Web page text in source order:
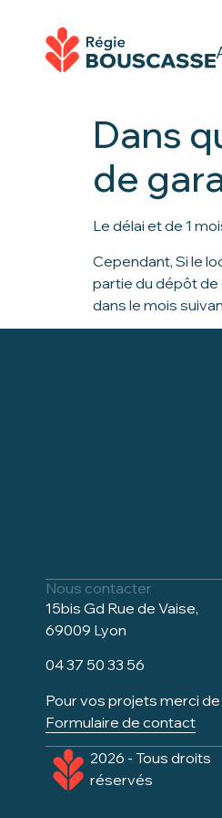
Dans
de
Le délai et de 1
Cependant, Si le
partie du dépôt de
dans le mois
Nous contacter
15bis Gd Rue de Vaise,
69009 Lyon
04 37 50 33 56
Pour vos projets merci
Formulaire de contact
2026 - Tous droits
réservés